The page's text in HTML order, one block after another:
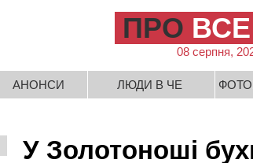
ПРО ВСЕ
08 серпня,
АНОНСИ ЛЮДИ В ЧЕ
У Золотоноші